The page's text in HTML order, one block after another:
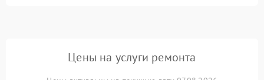
Цены на услуги ремонта